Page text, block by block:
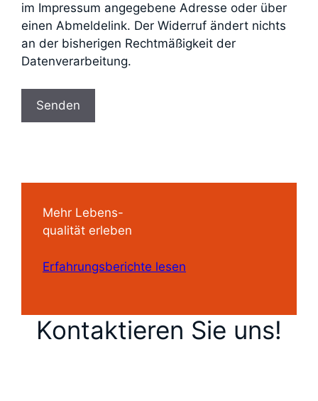
im Impressum angegebene Adresse oder über
einen Abmeldelink. Der Widerruf ändert nichts
an der bisherigen Rechtmäßigkeit der
Datenverarbeitung.
Mehr Lebens-
qualität erleben
Erfahrungsberichte lesen
Kontaktieren Sie uns!